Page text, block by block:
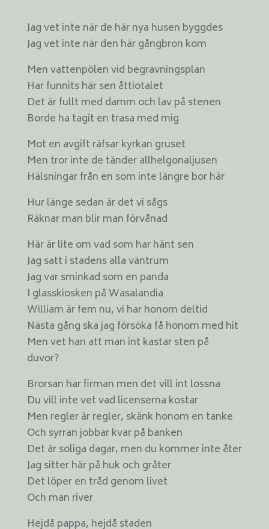
Jag vet inte när de här nya husen byggdes
Jag vet inte när den här gångbron kom
Men vattenpölen vid begravningsplan
Har funnits här sen åttiotalet
Det är fullt med damm och lav på stenen
Borde ha tagit en trasa med mig
Mot en avgift räfsar kyrkan gruset
Men tror inte de tänder allhelgonaljusen
Hälsningar från en som inte längre bor här
Hur länge sedan är det vi sågs
Räknar man blir man förvånad
Här är lite om vad som har hänt sen
Jag satt i stadens alla väntrum
Jag var sminkad som en panda
I glasskiosken på Wasalandia
William är fem nu, vi har honom deltid
Nästa gång ska jag försöka få honom med hit
Men vet han att man int kastar sten på
duvor?
Brorsan har firman men det vill int lossna
Du vill inte vet vad licenserna kostar
Men regler är regler, skänk honom en tanke
Och syrran jobbar kvar på banken
Det är soliga dagar, men du kommer inte åter
Jag sitter här på huk och gråter
Det löper en tråd genom livet
Och man river
Hejdå pappa, hejdå staden